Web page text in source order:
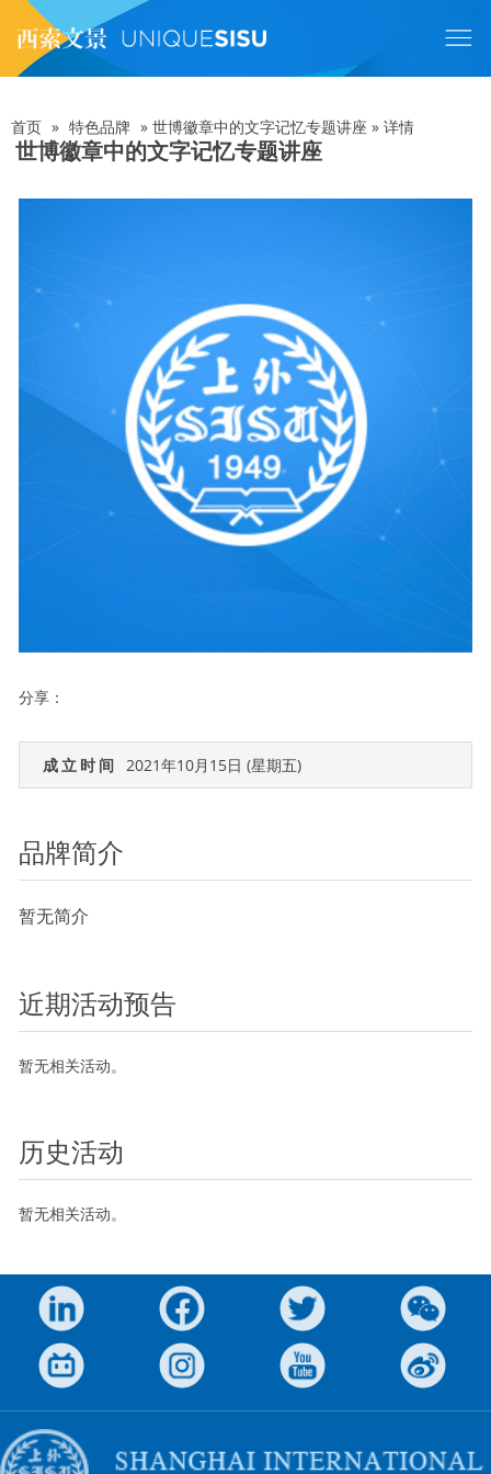
主
内
面
包
首页 » 特色品牌 » 世博徽章中的文字记忆专题讲座 » 详情
世博徽章中的文字记忆专题讲座
分享：
成立时间 2021年10月15日 (星期五)
品牌简介
暂无简介
近期活动预告
暂无相关活动。
历史活动
暂无相关活动。